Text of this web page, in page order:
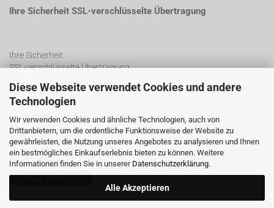
Diese Webseite verwendet Cookies und andere
Technologien
Wir verwenden Cookies und ähnliche Technologien, auch von
Drittanbietern, um die ordentliche Funktionsweise der Website zu
gewährleisten, die Nutzung unseres Angebotes zu analysieren und Ihnen
ein bestmögliches Einkaufserlebnis bieten zu können. Weitere
Informationen finden Sie in unserer Datenschutzerklärung.
Alle Akzeptieren
Ihre Sicherheit SSL-verschlüsselte Übertragung
Ihre Sicherheit
SSL-verschlüsselte Übertragung
SSL Certificate
Vertrag widerrufen